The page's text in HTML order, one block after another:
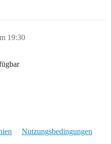
19:30
Nutzungsbedingungen